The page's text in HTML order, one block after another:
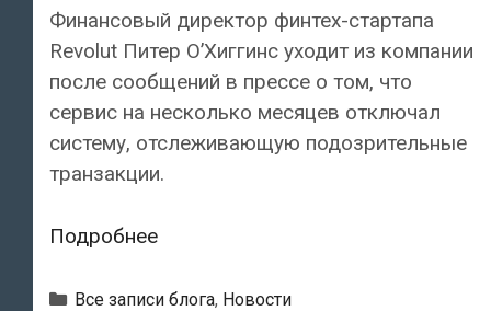
Финансовый директор финтех-стартапа
Revolut Питер О’Хиггинс уходит из компании
после сообщений в прессе о том, что
сервис на несколько месяцев отключал
систему, отслеживающую подозрительные
транзакции.
ПодробнееФинансовый
Revolut
Рубрики
Все записи блога, Новости